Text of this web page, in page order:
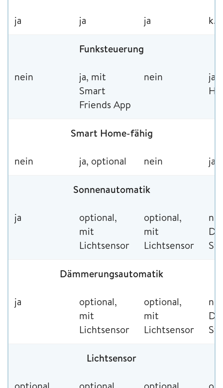
ja ja ja k.
Funksteuerung
nein
ja, mit
Smart
Friends App
nein
ja,
Smart Home-fähig
nein ja, optional nein ja,
Sonnenautomatik
ja
optional,
mit
Lichtsensor
optional,
mit
Lichtsensor
Dämmerungsautomatik
ja
optional,
mit
Lichtsensor
optional,
mit
Lichtsensor
Lichtsensor